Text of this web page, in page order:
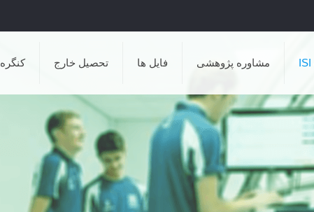
مشاوره پژوهشی فایل ها تحصیل خارج کنگره